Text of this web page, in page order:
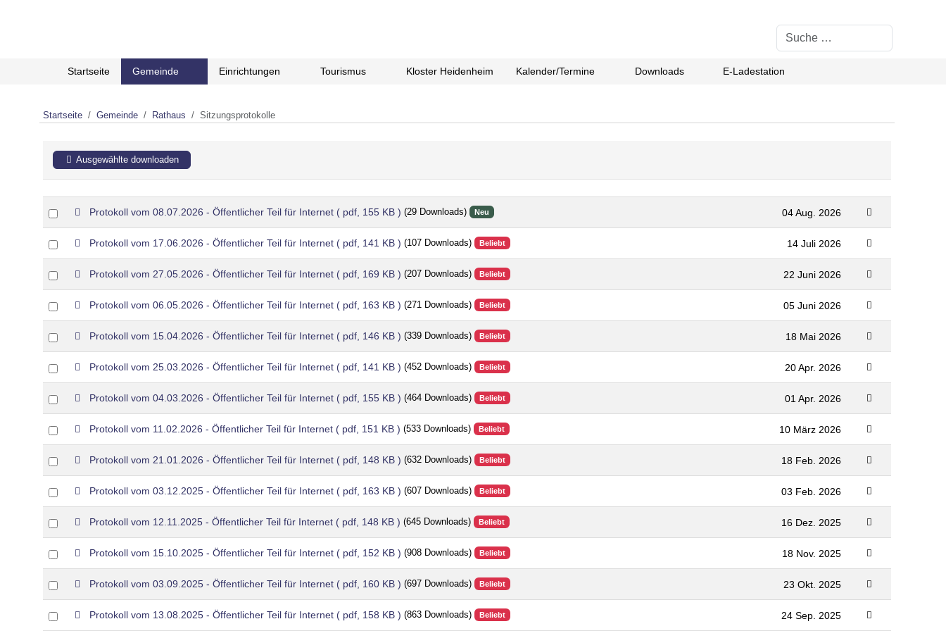
Suchen
Startseite Gemeinde Einrichtungen Tourismus Kloster Heidenheim Kalender/Termine Downloads E-Ladestation
Startseite Gemeinde Rathaus Sitzungsprotokolle
Ausgewählte downloaden
Select
an
item
Protokoll vom 08.07.2026 - Öffentlicher Teil für Internet ( pdf, 155 KB ) (29 Downloads) Neu 04 Aug. 2026
Select
an
item
Protokoll vom 17.06.2026 - Öffentlicher Teil für Internet ( pdf, 141 KB ) (107 Downloads) Beliebt 14 Juli 2026
Select
an
item
Protokoll vom 27.05.2026 - Öffentlicher Teil für Internet ( pdf, 169 KB ) (207 Downloads) Beliebt 22 Juni 2026
Select
an
item
Protokoll vom 06.05.2026 - Öffentlicher Teil für Internet ( pdf, 163 KB ) (271 Downloads) Beliebt 05 Juni 2026
Select
an
item
Protokoll vom 15.04.2026 - Öffentlicher Teil für Internet ( pdf, 146 KB ) (339 Downloads) Beliebt 18 Mai 2026
Select
an
item
Protokoll vom 25.03.2026 - Öffentlicher Teil für Internet ( pdf, 141 KB ) (452 Downloads) Beliebt 20 Apr. 2026
Select
an
item
Protokoll vom 04.03.2026 - Öffentlicher Teil für Internet ( pdf, 155 KB ) (464 Downloads) Beliebt 01 Apr. 2026
Select
an
item
Protokoll vom 11.02.2026 - Öffentlicher Teil für Internet ( pdf, 151 KB ) (533 Downloads) Beliebt 10 März 2026
Select
an
item
Protokoll vom 21.01.2026 - Öffentlicher Teil für Internet ( pdf, 148 KB ) (632 Downloads) Beliebt 18 Feb. 2026
Select
an
item
Protokoll vom 03.12.2025 - Öffentlicher Teil für Internet ( pdf, 163 KB ) (607 Downloads) Beliebt 03 Feb. 2026
Select
an
item
Protokoll vom 12.11.2025 - Öffentlicher Teil für Internet ( pdf, 148 KB ) (645 Downloads) Beliebt 16 Dez. 2025
Select
an
item
Protokoll vom 15.10.2025 - Öffentlicher Teil für Internet ( pdf, 152 KB ) (908 Downloads) Beliebt 18 Nov. 2025
Select
an
item
Protokoll vom 03.09.2025 - Öffentlicher Teil für Internet ( pdf, 160 KB ) (697 Downloads) Beliebt 23 Okt. 2025
Select
Protokoll vom 13.08.2025 - Öffentlicher Teil für Internet ( pdf, 158 KB ) (863 Downloads) Beliebt 24 Sep. 2025